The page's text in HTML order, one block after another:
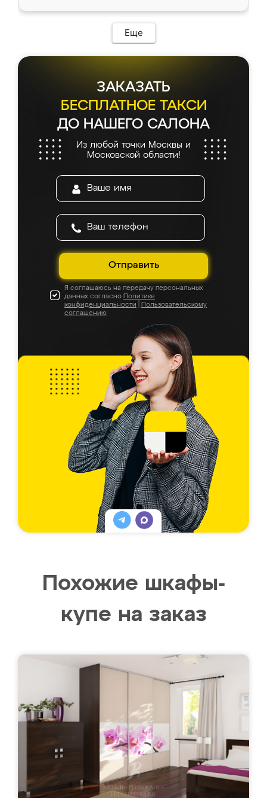
Еще
ЗАКАЗАТЬ
БЕСПЛАТНОЕ ТАКСИ
ДО НАШЕГО САЛОНА
Из любой точки Москвы и
Московской области!
Отправить
Я соглашаюсь на передачу персональных
данных согласно Политике
конфиденциальности
Пользовательскому
соглашению
Похожие шкафы-
купе на заказ